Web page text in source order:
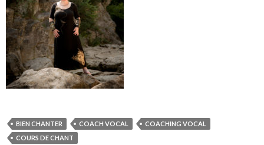
BIEN CHANTER COACH VOCAL
COACHING VOCAL
COURS DE CHANT